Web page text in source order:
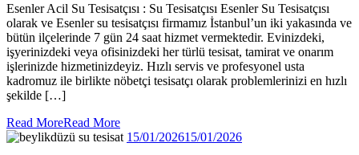
Esenler Acil Su Tesisatçısı : Su Tesisatçısı Esenler Su Tesisatçısı
olarak ve Esenler su tesisatçısı firmamız İstanbul’un iki yakasında ve
bütün ilçelerinde 7 gün 24 saat hizmet vermektedir. Evinizdeki,
işyerinizdeki veya ofisinizdeki her türlü tesisat, tamirat ve onarım
işlerinizde hizmetinizdeyiz. Hızlı servis ve profesyonel usta
kadromuz ile birlikte nöbetçi tesisatçı olarak problemlerinizi en hızlı
şekilde […]
Read MoreRead More
15/01/202615/01/2026